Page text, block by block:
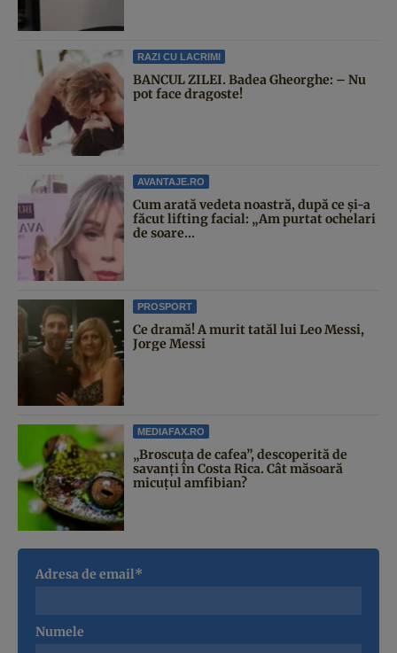
RAZI CU LACRIMI
BANCUL ZILEI. Badea Gheorghe: – Nu
pot face dragoste!
AVANTAJE.RO
Cum arată vedeta noastră, după ce și-a
făcut lifting facial: „Am purtat ochelari
de soare...
PROSPORT
Ce dramă! A murit tatăl lui Leo Messi,
Jorge Messi
MEDIAFAX.RO
„Broscuța de cafea”, descoperită de
savanți în Costa Rica. Cât măsoară
micuțul amfibian?
Adresa de email*
Numele